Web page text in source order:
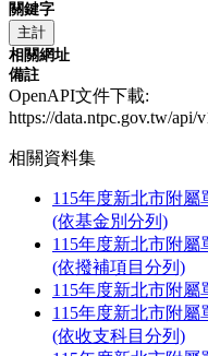
關鍵字
主計
相關網址
備註
OpenAPI文件下載:
https://data.ntpc.gov.tw/api/
相關資料集
115年度新北市附
(依基金別分列)
115年度新北市附
(依撥補項目分列)
115年度新北市附
115年度新北市附
(依收支科目分列)